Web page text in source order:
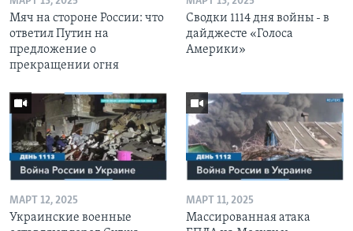
Мяч на стороне России: что
ответил Путин на
предложение о
прекращении огня
Сводки 1114 дня войны - в
дайджесте «Голоса
Америки»
МАРТ 12, 2025
Украинские военные
МАРТ 11, 2025
Массированная атака